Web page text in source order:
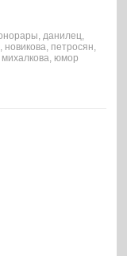
,данилец,
, новикова, петросян,
, юмор